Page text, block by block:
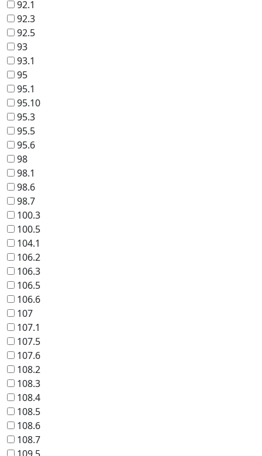
92.1
92.3
92.5
93
93.1
95
95.1
95.10
95.3
95.5
95.6
98
98.1
98.6
98.7
100.3
100.5
104.1
106.2
106.3
106.5
106.6
107
107.1
107.5
107.6
108.2
108.3
108.4
108.5
108.6
108.7
109.5